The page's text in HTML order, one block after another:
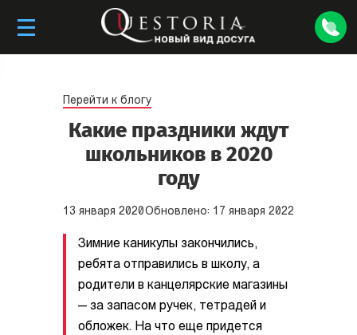
Перейти к блогу
Какие праздники ждут
школьников в 2020
году
13 января 2020Обновлено: 17 января 2022
Зимние каникулы закончились,
ребята отправились в школу, а
родители в канцелярские магазины
— за запасом ручек, тетрадей и
обложек. На что еще придется